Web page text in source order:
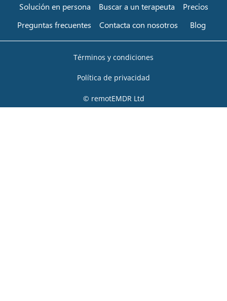
Solución en persona
Buscar a un terapeuta
Precios
Preguntas frecuentes
Contacta con nosotros Blog
Términos y condiciones
Política de privacidad
© remotEMDR Ltd